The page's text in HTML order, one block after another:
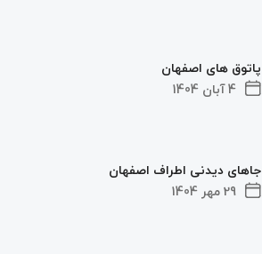
4 آبان 1404
پاتوق های اصفهان
29 مهر 1404
جاهای دیدنی اطراف اصفهان